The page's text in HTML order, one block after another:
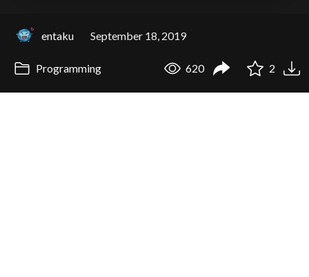
entaku September 18, 2019
Programming 620 2